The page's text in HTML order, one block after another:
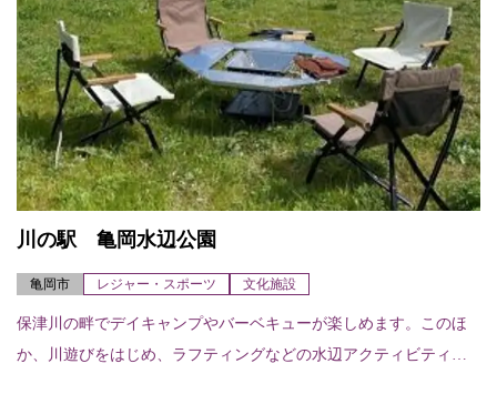
川の駅 亀岡水辺公園
亀岡市 レジャー・スポーツ 文化施設
保津川の畔でデイキャンプやバーベキューが楽しめます。このほ
か、川遊びをはじめ、ラフティングなどの水辺アクティビティ